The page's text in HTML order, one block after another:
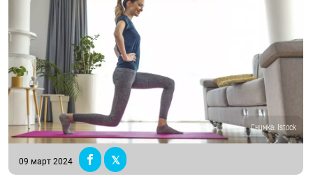
Снимка: Istock
09 март 2024